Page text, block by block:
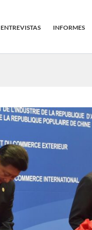
ENTREVISTAS INFORMES